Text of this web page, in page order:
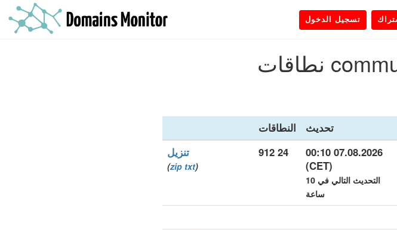
تسجيل الدخول
تحديث
النطاقات
07.08.2026 00:10
(CET)
التحديث التالي في 10
ساعة
24 912 تنزيل
(
zip txt
)